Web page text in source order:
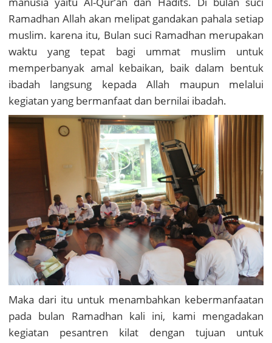
Ramadhan Allah akan melipat gandakan pahala setiap
muslim. karena itu, Bulan suci Ramadhan merupakan
waktu yang tepat bagi ummat muslim untuk
memperbanyak amal kebaikan, baik dalam bentuk
ibadah langsung kepada Allah maupun melalui
kegiatan yang bermanfaat dan bernilai ibadah.
Maka dari itu untuk menambahkan kebermanfaatan
pada bulan Ramadhan kali ini, kami mengadakan
kegiatan pesantren kilat dengan tujuan untuk